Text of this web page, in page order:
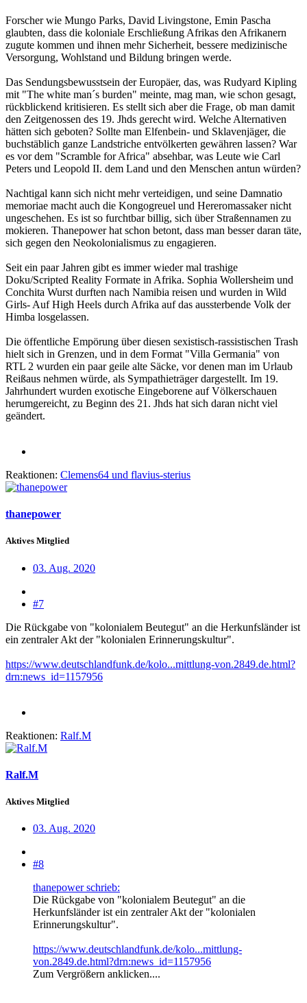
Forscher wie Mungo Parks, David Livingstone, Emin Pascha
glaubten, dass die koloniale Erschließung Afrikas den Afrikanern
zugute kommen und ihnen mehr Sicherheit, bessere medizinische
Versorgung, Wohlstand und Bildung bringen werde.
Das Sendungsbewusstsein der Europäer, das, was Rudyard Kipling
mit "The white man´s burden" meinte, mag man, wie schon gesagt,
rückblickend kritisieren. Es stellt sich aber die Frage, ob man damit
den Zeitgenossen des 19. Jhds gerecht wird. Welche Alternativen
hätten sich geboten? Sollte man Elfenbein- und Sklavenjäger, die
buchstäblich ganze Landstriche entvölkerten gewähren lassen? War
es vor dem "Scramble for Africa" absehbar, was Leute wie Carl
Peters und Leopold II. dem Land und den Menschen antun würden?
Nachtigal kann sich nicht mehr verteidigen, und seine Damnatio
memoriae macht auch die Kongogreuel und Hereromassaker nicht
ungeschehen. Es ist so furchtbar billig, sich über Straßennamen zu
mokieren. Thanepower hat schon betont, dass man besser daran täte,
sich gegen den Neokolonialismus zu engagieren.
Seit ein paar Jahren gibt es immer wieder mal trashige
Doku/Scripted Reality Formate in Afrika. Sophia Wollersheim und
Conchita Wurst durften nach Namibia reisen und wurden in Wild
Girls- Auf High Heels durch Afrika auf das aussterbende Volk der
Himba losgelassen.
Die öffentliche Empörung über diesen sexistisch-rassistischen Trash
hielt sich in Grenzen, und in dem Format "Villa Germania" von
RTL 2 wurden ein paar geile alte Säcke, vor denen man im Urlaub
Reißaus nehmen würde, als Sympathieträger dargestellt. Im 19.
Jahrhundert wurden exotische Eingeborene auf Völkerschauen
herumgereicht, zu Beginn des 21. Jhds hat sich daran nicht viel
geändert.
Reaktionen: Clemens64 und flavius-sterius
thanepower
Aktives Mitglied
03. Aug. 2020
#7
Die Rückgabe von "kolonialem Beutegut" an die Herkunfsländer ist
ein zentraler Akt der "kolonialen Erinnerungskultur".
https://www.deutschlandfunk.de/kolo...mittlung-von.2849.de.html?
drn:news_id=1157956
Reaktionen: Ralf.M
Ralf.M
Aktives Mitglied
03. Aug. 2020
#8
thanepower schrieb:
Die Rückgabe von "kolonialem Beutegut" an die
Herkunfsländer ist ein zentraler Akt der "kolonialen
Erinnerungskultur".
https://www.deutschlandfunk.de/kolo...mittlung-
von.2849.de.html?drn:news_id=1157956
Zum Vergrößern anklicken....